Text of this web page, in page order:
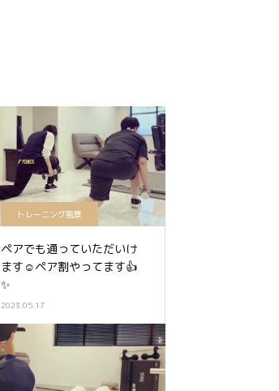
トレーニング風景
ペアでも通っていただいけ
ます☺️ペア割やってます👍
✨
2023.05.17